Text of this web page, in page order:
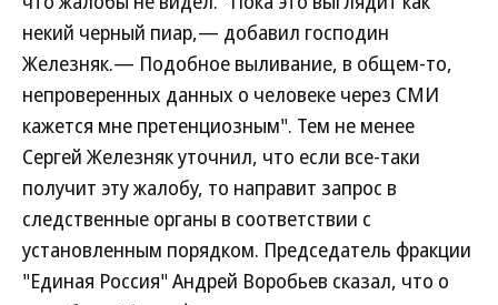
некий черный пиар,— добавил господин
Железняк.— Подобное выливание, в общем-то,
непроверенных данных о человеке через СМИ
кажется мне претенциозным". Тем не менее
Сергей Железняк уточнил, что если все-таки
получит эту жалобу, то направит запрос в
следственные органы в соответствии с
установленным порядком. Председатель фракции
"Единая Россия" Андрей Воробьев сказал, что о